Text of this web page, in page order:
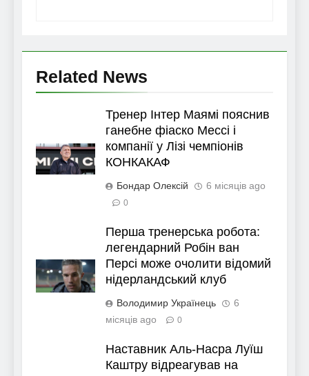
Related News
Тренер Інтер Маямі пояснив
ганебне фіаско Мессі і
компанії у Лізі чемпіонів
КОНКАКАФ
Бондар Олексій 6 місяців ago
0
Перша тренерська робота:
легендарний Робін ван
Персі може очолити відомий
нідерландський клуб
Володимир Українець
6
місяців ago
0
Наставник Аль-Насра Луїш
Каштру відреагував на